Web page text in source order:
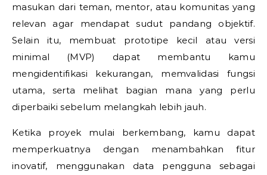
masukan dari teman, mentor, atau komunitas yang
relevan agar mendapat sudut pandang objektif.
Selain itu, membuat prototipe kecil atau versi
minimal (MVP) dapat membantu kamu
mengidentifikasi kekurangan, memvalidasi fungsi
utama, serta melihat bagian mana yang perlu
diperbaiki sebelum melangkah lebih jauh.
Ketika proyek mulai berkembang, kamu dapat
memperkuatnya dengan menambahkan fitur
inovatif, menggunakan data pengguna sebagai